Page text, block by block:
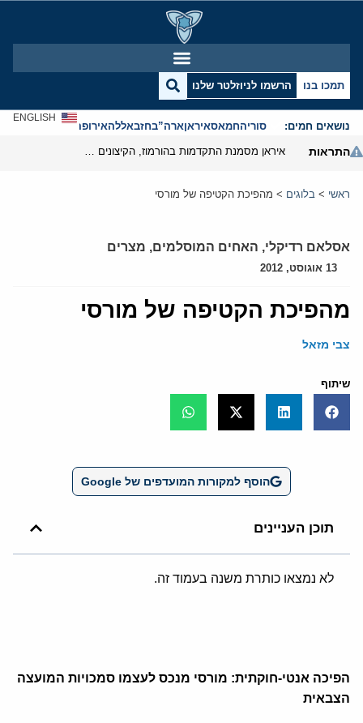
תמכו בנו הרשמו לניוזלטר שלנו
נושאים חמים: סוריהחמאסאיראןארה”בחזבאללהאירופהאנטישמיות
ENGLISH
התראות
ראשי > בלוגים > מהפיכת הקטיפה של מורסי
אסלאם רדיקלי, האחים המוסלמים, מצרים
13 אוגוסט, 2012
מהפיכת הקטיפה של מורסי
צבי מזאל
שיתוף
הוסף למקורות המועדפים של Google
תוכן העניינים
לא נמצאו כותרת משנה בעמוד זה.
הפיכה אנטי-חוקתית: מורסי מנכס לעצמו סמכויות המועצה
הצבאית